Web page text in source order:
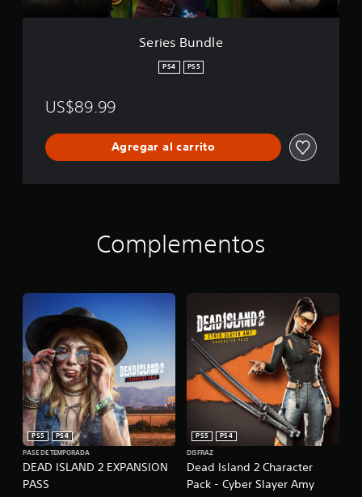
Series Bundle
PS4 PS5
US$89.99
Agregar al carrito
Complementos
DEAD ISLAND 2 EXPANSION
PASS
PS5
PS4
PASE DE TEMPORADA
Dead Island 2 Character
Pack - Cyber Slayer Amy
PS5
PS4
DISFRAZ